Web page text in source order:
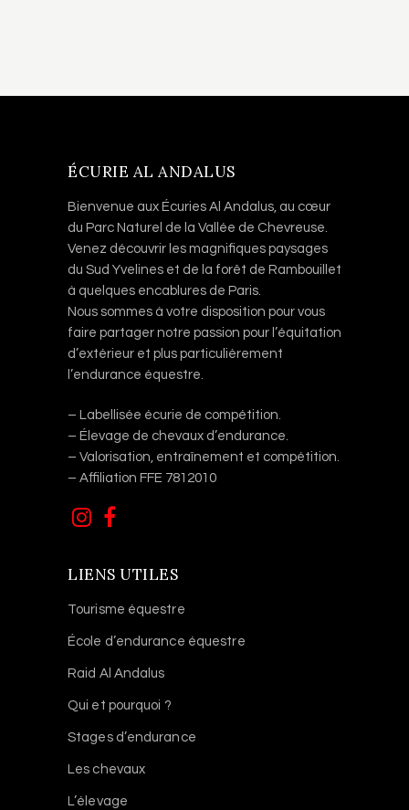
ÉCURIE AL ANDALUS
Bienvenue aux Écuries Al Andalus, au cœur
du Parc Naturel de la Vallée de Chevreuse.
Venez découvrir les magnifiques paysages
du Sud Yvelines et de la forêt de Rambouillet
à quelques encablures de Paris.
Nous sommes à votre disposition pour vous
faire partager notre passion pour l’équitation
d’extérieur et plus particulièrement
l’endurance équestre.
– Labellisée écurie de compétition.
– Élevage de chevaux d’endurance.
– Valorisation, entraînement et compétition.
– Affiliation FFE 7812010
LIENS UTILES
Tourisme équestre
École d’endurance équestre
Raid Al Andalus
Qui et pourquoi ?
Stages d’endurance
Les chevaux
L’élevage